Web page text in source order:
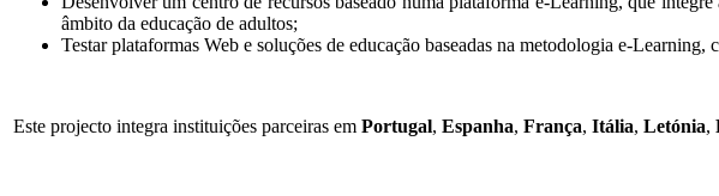
âmbito da educação de adultos;
Testar plataformas Web e soluções de educação baseadas na metodologia e-Learning,
Este projecto integra instituições parceiras em Portugal, Espanha, França, Itália, Letónia,